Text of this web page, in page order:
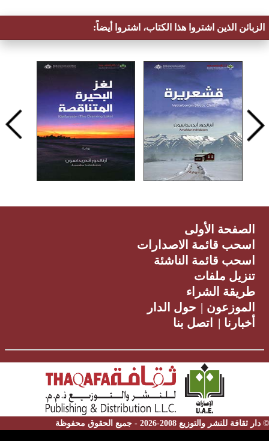
الزبائن الذين اشتروا هذا الكتاب، اشتروا أيضاً:
© دار ثقافة للنشر والتوزيع 2008-2026 - جميع الحقوق محفوظة
الصفحة الأولى
اسحب قائمة الاصدارات
اسحب قائمة الناشئة
تنزيل ملفات
طريقة الشراء
الموزعون | حول الدار
أخبارنا | اتصل بنا